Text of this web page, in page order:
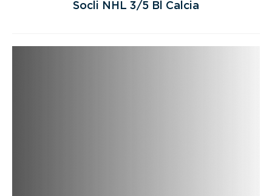
Socli NHL 3/5 Bl Calcia